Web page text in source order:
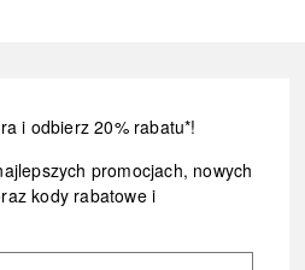
i odbierz 20% rabatu*!
promocjach, nowych
kody rabatowe i